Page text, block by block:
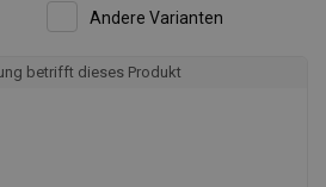
Andere Varianten
betrifft dieses Produkt